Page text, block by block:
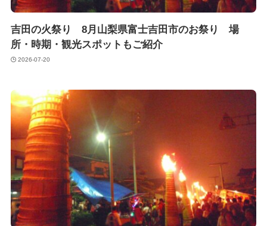
吉田の火祭り 8月山梨県富士吉田市のお祭り 場
所・時期・観光スポットもご紹介
2026-07-20